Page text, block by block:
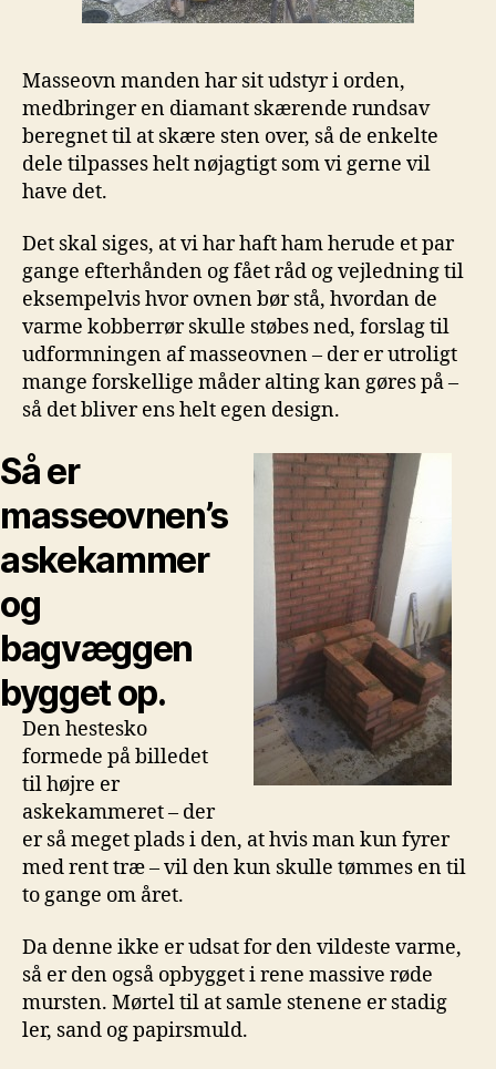
Masseovn manden har sit udstyr i orden,
medbringer en diamant skærende rundsav
beregnet til at skære sten over, så de enkelte
dele tilpasses helt nøjagtigt som vi gerne vil
have det.
Det skal siges, at vi har haft ham herude et par
gange efterhånden og fået råd og vejledning til
eksempelvis hvor ovnen bør stå, hvordan de
varme kobberrør skulle støbes ned, forslag til
udformningen af masseovnen – der er utroligt
mange forskellige måder alting kan gøres på –
så det bliver ens helt egen design.
Så er
masseovnen’s
askekammer
og
bagvæggen
bygget op.
Den hestesko
formede på billedet
til højre er
askekammeret – der
er så meget plads i den, at hvis man kun fyrer
med rent træ – vil den kun skulle tømmes en til
to gange om året.
Da denne ikke er udsat for den vildeste varme,
så er den også opbygget i rene massive røde
mursten. Mørtel til at samle stenene er stadig
ler, sand og papirsmuld.